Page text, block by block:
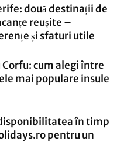
două destinații de
reușite –
și sfaturi utile
cum alegi între
mai populare insule
în timp
pentru un